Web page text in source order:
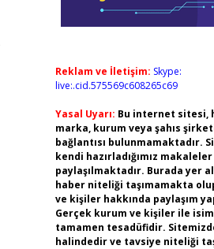
Reklam ve İletişim: Skype:
live:.cid.575569c608265c69
Yasal Uyarı: Bu internet sitesi,
marka, kurum veya şahıs
bağlantısı bulunmamaktadır.
kendi hazırladığımız makaleler
paylaşılmaktadır. Burada yer
haber niteliği taşımamakta
ve kişiler hakkında paylaşım
Gerçek kurum ve kişiler ile
tamamen tesadüfidir.
halindedir ve tavsiye niteliği